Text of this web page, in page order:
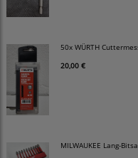
50x WÜRTH
20,00 €
MILWAUKEE Lang-